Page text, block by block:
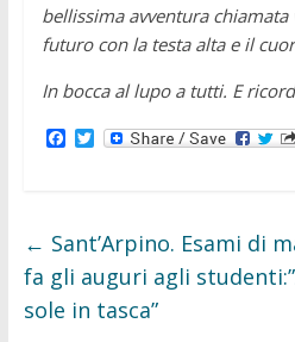
bellissima avventura
futuro con la testa alta e il
In bocca al lupo a tutti. E
F
o
o
k
T
e
r
← Sant’Arpino. Esami di
fa gli auguri agli
sole in tasca”